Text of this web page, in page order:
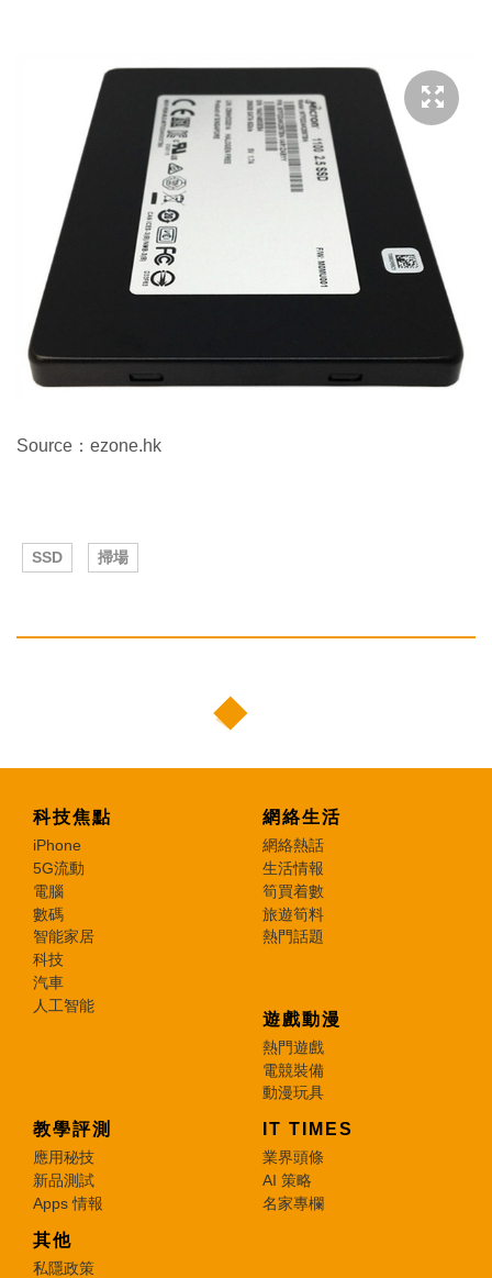
Source：ezone.hk
SSD 掃場
科技焦點
iPhone
5G流動
電腦
數碼
智能家居
科技
汽車
人工智能
網絡生活
網絡熱話
生活情報
筍買着數
旅遊筍料
熱門話題
遊戲動漫
熱門遊戲
電競裝備
動漫玩具
教學評測
應用秘技
新品測試
Apps 情報
IT TIMES
業界頭條
AI 策略
名家專欄
其他
私隱政策